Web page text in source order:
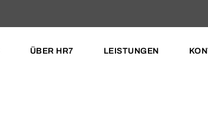
ÜBER HR7 LEISTUNGEN